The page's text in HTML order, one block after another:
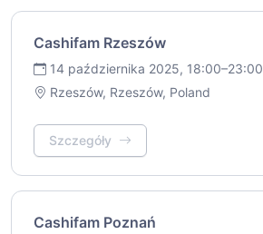
Cashifam Rzeszów
14 października 2025, 18:00–23:00
Rzeszów, Rzeszów, Poland
Szczegóły
Cashifam Poznań